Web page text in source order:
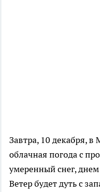
Завтра, 10 декабря, в
облачная погода с
умеренный снег,
Ветер будет дуть с